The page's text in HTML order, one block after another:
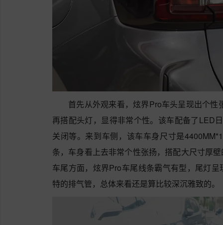
首先从外观来看，炫界Pro车头呈现出个
再搭配头灯，显得非常个性。该车配备了LED
关闭等。来到车侧，该车车身尺寸是
条，车身看上去非常个性张扬，搭配大尺寸厚
车尾方面，炫界Pro车尾线条霸气有型，尾灯
特的排气管，总体来看还是算比较深沉雅致的。